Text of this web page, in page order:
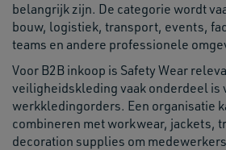
belangrijk zijn. De categorie wordt
bouw, logistiek, transport, events,
teams en andere professionele
Voor B2B inkoop is Safety Wear
veiligheidskleding vaak onderdeel is
werkkledingorders. Een organisatie
combineren met workwear, jackets,
decoration supplies om